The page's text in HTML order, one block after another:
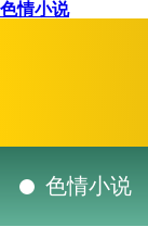
色情小说
色情小说